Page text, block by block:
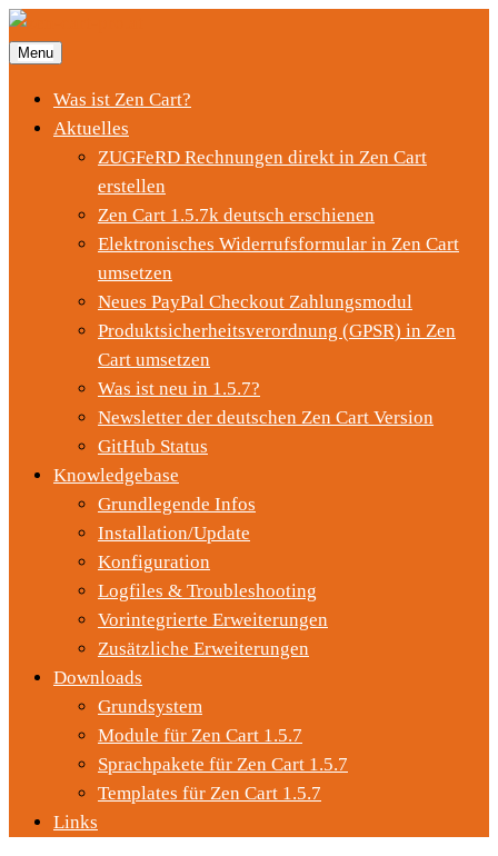
Menu
Was ist Zen Cart?
Aktuelles
ZUGFeRD Rechnungen direkt in Zen Cart
erstellen
Zen Cart 1.5.7k deutsch erschienen
Elektronisches Widerrufsformular in Zen Cart
umsetzen
Neues PayPal Checkout Zahlungsmodul
Produktsicherheitsverordnung (GPSR) in Zen
Cart umsetzen
Was ist neu in 1.5.7?
Newsletter der deutschen Zen Cart Version
GitHub Status
Knowledgebase
Grundlegende Infos
Installation/Update
Konfiguration
Logfiles & Troubleshooting
Vorintegrierte Erweiterungen
Zusätzliche Erweiterungen
Downloads
Grundsystem
Module für Zen Cart 1.5.7
Sprachpakete für Zen Cart 1.5.7
Templates für Zen Cart 1.5.7
Links